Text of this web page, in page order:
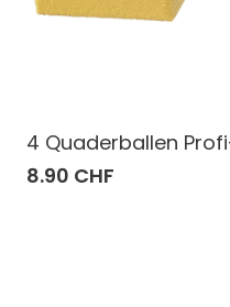
4 Quaderballen
8.90 CHF